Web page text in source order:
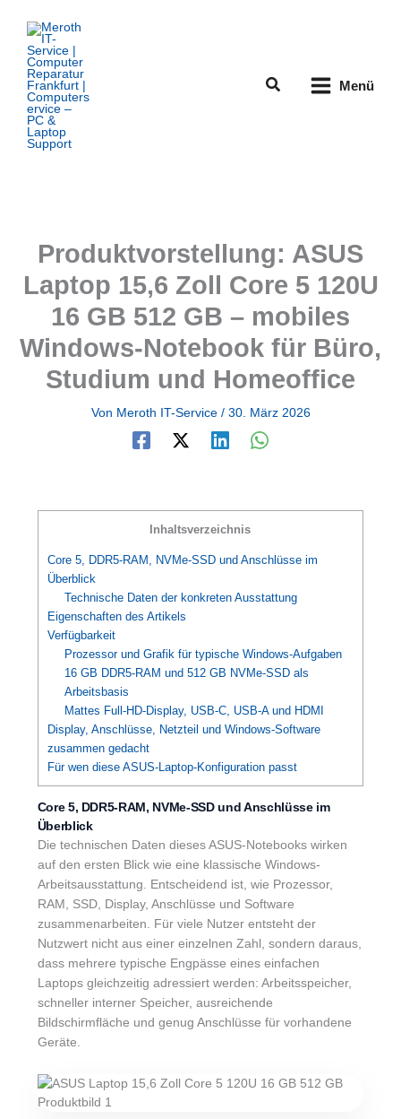
Inhalt
springen
Suchen Menü
Produktvorstellung: ASUS
Laptop 15,6 Zoll Core 5 120U
16 GB 512 GB – mobiles
Windows-Notebook für Büro,
Studium und Homeoffice
Von Meroth IT-Service / 30. März 2026
Inhaltsverzeichnis
Core 5, DDR5-RAM, NVMe-SSD und Anschlüsse im
Überblick
Technische Daten der konkreten Ausstattung
Eigenschaften des Artikels
Verfügbarkeit
Prozessor und Grafik für typische Windows-Aufgaben
16 GB DDR5-RAM und 512 GB NVMe-SSD als
Arbeitsbasis
Mattes Full-HD-Display, USB-C, USB-A und HDMI
Display, Anschlüsse, Netzteil und Windows-Software
zusammen gedacht
Für wen diese ASUS-Laptop-Konfiguration passt
Core 5, DDR5-RAM, NVMe-SSD und Anschlüsse im
Überblick
Die technischen Daten dieses ASUS-Notebooks wirken
auf den ersten Blick wie eine klassische Windows-
Arbeitsausstattung. Entscheidend ist, wie Prozessor,
RAM, SSD, Display, Anschlüsse und Software
zusammenarbeiten. Für viele Nutzer entsteht der
Nutzwert nicht aus einer einzelnen Zahl, sondern daraus,
dass mehrere typische Engpässe eines einfachen
Laptops gleichzeitig adressiert werden: Arbeitsspeicher,
schneller interner Speicher, ausreichende
Bildschirmfläche und genug Anschlüsse für vorhandene
Geräte.